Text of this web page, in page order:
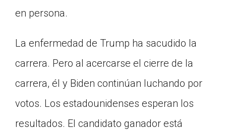
en persona.
La enfermedad de Trump ha sacudido la
carrera. Pero al acercarse el cierre de la
carrera, él y Biden continúan luchando por
votos. Los estadounidenses esperan los
resultados. El candidato ganador está